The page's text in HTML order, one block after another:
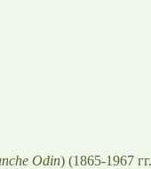
Odin) (1865-1967